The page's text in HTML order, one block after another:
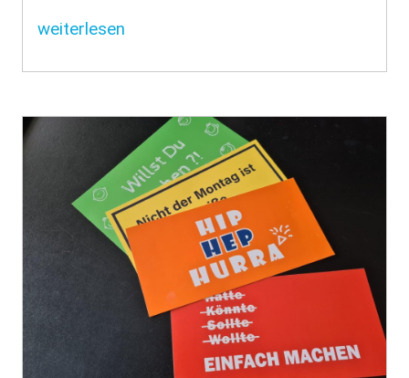
weiterlesen